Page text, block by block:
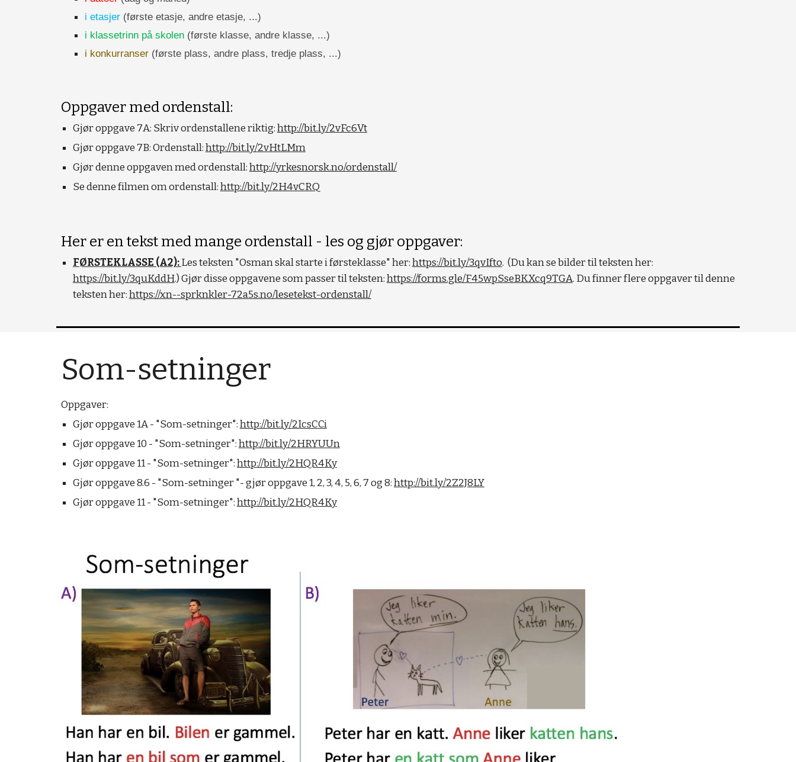
i etasjer (første etasje, andre etasje, ...)
i klassetrinn på skolen (første klasse, andre klasse, ...)
i konkurranser (første plass, andre plass, tredje plass, ...)
Oppgaver med ordenstall:
Gjør oppgave 7A: Skriv ordenstallene riktig: http://bit.ly/2vFc6Vt
Gjør oppgave 7B: Ordenstall: http://bit.ly/2vHtLMm
Gjør denne oppgaven med ordenstall: http://yrkesnorsk.no/ordenstall/
Se denne filmen om ordenstall: http://bit.ly/2H4vCRQ
Her er en tekst med mange ordenstall - les og gjør oppgaver:
FØRSTEKLASSE (A2): Les teksten "Osman skal starte i førsteklasse" her: https://bit.ly/3qvIfto
https://bit.ly/3quKddH.) Gjør disse oppgavene som passer til teksten: https://forms.gle/F45wpSseBKXcq9TGA. Du finner flere oppgaver til denne
teksten her: https://xn--sprknkler-72a5s.no/lesetekst-ordenstall/
Som-setninger
Oppgaver:
Gjør oppgave 1A - "Som-setninger": http://bit.ly/2IcsCCi
Gjør oppgave 10 - "Som-setninger": http://bit.ly/2HRYUUn
Gjør oppgave 11 - "Som-setninger": http://bit.ly/2HQR4Ky
Gjør oppgave 8.6 - "Som-setninger "- gjør oppgave 1, 2, 3, 4, 5, 6, 7 og 8: http://bit.ly/2Z2J8LY
Gjør oppgave 11 - "Som-setninger": http://bit.ly/2HQR4Ky